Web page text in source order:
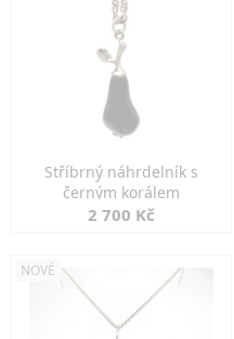
Stříbrný náhrdelník s
černým korálem
2 700 Kč
NOVÉ